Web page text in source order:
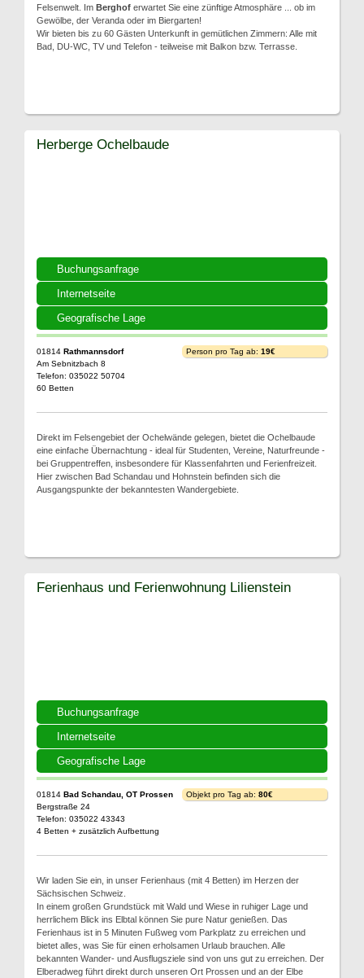
Felsenwelt. Im Berghof erwartet Sie eine zünftige Atmosphäre ... ob im
Gewölbe, der Veranda oder im Biergarten!
Wir bieten bis zu 60 Gästen Unterkunft in gemütlichen Zimmern: Alle mit
Bad, DU-WC, TV und Telefon - teilweise mit Balkon bzw. Terrasse.
Buchungsanfrage
Internetseite
Geografische Lage
Herberge Ochelbaude
01814 Rathmannsdorf
Am Sebnitzbach 8
Telefon: 035022 50704
60 Betten
Person pro Tag ab: 19€
Direkt im Felsengebiet der Ochelwände gelegen, bietet die Ochelbaude
eine einfache Übernachtung - ideal für Studenten, Vereine, Naturfreunde -
bei Gruppentreffen, insbesondere für Klassenfahrten und Ferienfreizeit.
Hier zwischen Bad Schandau und Hohnstein befinden sich die
Ausgangspunkte der bekanntesten Wandergebiete.
Buchungsanfrage
Internetseite
Geografische Lage
Ferienhaus und Ferienwohnung Lilienstein
01814 Bad Schandau, OT Prossen
Bergstraße 24
Telefon: 035022 43343
4 Betten + zusätzlich Aufbettung
Objekt pro Tag ab: 80€
Wir laden Sie ein, in unser Ferienhaus (mit 4 Betten) im Herzen der
Sächsischen Schweiz.
In einem großen Grundstück mit Wald und Wiese in ruhiger Lage und
herrlichem Blick ins Elbtal können Sie pure Natur genießen. Das
Ferienhaus ist in 5 Minuten Fußweg vom Parkplatz zu erreichen und
bietet alles, was Sie für einen erholsamen Urlaub brauchen. Alle
bekannten Wander- und Ausflugsziele sind von uns gut zu erreichen. Der
Elberadweg führt direkt durch unseren Ort Prossen und an der Elbe